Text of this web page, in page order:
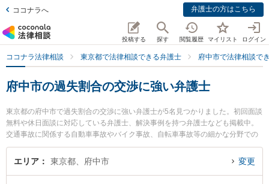
ココナラへ 弁護士の方はこちら
投稿する 探す 閲覧履歴 マイリスト ログイン
ココナラ法律相談 東京都で法律相談できる弁護士 府中市で法律相談で
府中市の過失割合の交渉に強い弁護士
東京都の府中市で過失割合の交渉に強い弁護士が5名見つかりました。初回面談
無料や休日面談に対応している弁護士、解決事例を持つ弁護士なども掲載中。
交通事故に関係する自動車事故やバイク事故、自転車事故等の細かな分野での
絞り込み検索もでき便利です。特に木村幸一法律事務所の木村 幸一弁護士やあ
かつき府中法律事務所の金田 真明弁護士、府中ピース・ベル法律事務所の平山
エリア 東京都、府中市 変更